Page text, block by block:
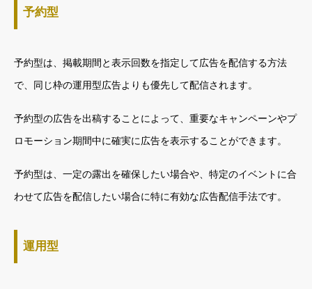
予約型
予約型は、掲載期間と表示回数を指定して広告を配信する方法
で、同じ枠の運用型広告よりも優先して配信されます。
予約型の広告を出稿することによって、重要なキャンペーンやプ
ロモーション期間中に確実に広告を表示することができます。
予約型は、一定の露出を確保したい場合や、特定のイベントに合
わせて広告を配信したい場合に特に有効な広告配信手法です。
運用型